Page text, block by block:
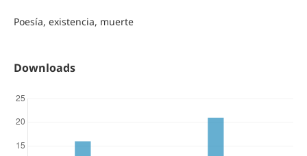
Poesía, existencia, muerte
Downloads